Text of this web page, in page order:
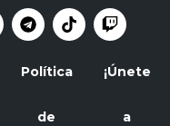
Política
de
¡Únete
a